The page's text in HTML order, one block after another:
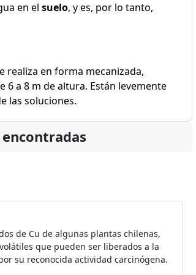
en el suelo, y es, por lo tanto,
realiza en forma mecanizada,
a 8 m de altura. Están levemente
las soluciones.
de Cu de algunas plantas chilenas,
que pueden ser liberados a la
su reconocida actividad carcinógena.